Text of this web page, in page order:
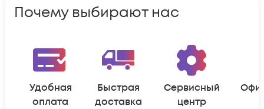
Почему выбирают нас
Удобная
оплата
Быстрая
доставка
Сервисный
центр